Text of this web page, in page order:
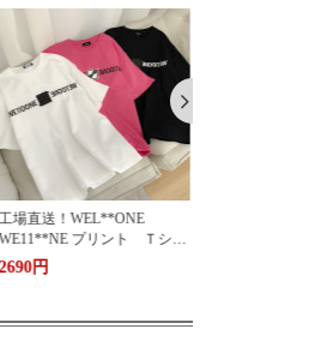
工場直送！WE**DONE
WE11DONE プリント Ｔシ
ャツ ホットプリント 半
袖 男女兼用 ユニセック
ブランドＴシャツ
2680円